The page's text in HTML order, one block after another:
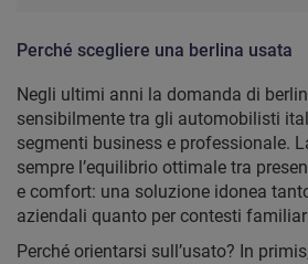
Perché scegliere una berlina usata
Negli ultimi anni la domanda di
sensibilmente tra gli automobilisti
segmenti business e professionale.
sempre l’equilibrio ottimale tra
e comfort: una soluzione idonea
aziendali quanto per contesti
Perché orientarsi sull’usato? In